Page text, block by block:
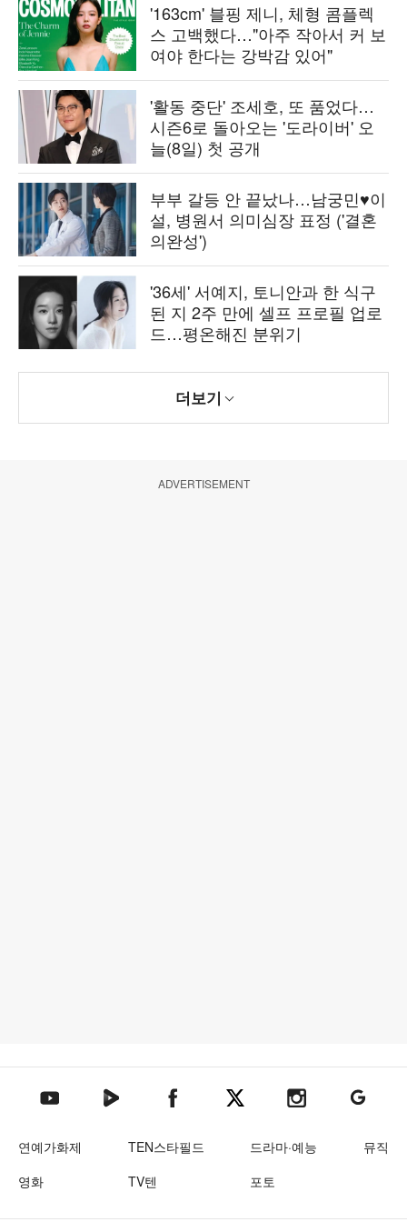
'163cm' 블핑 제니, 체형 콤플렉
스 고백했다…"아주 작아서 커 보
여야 한다는 강박감 있어"
'활동 중단' 조세호, 또 품었다…
시즌6로 돌아오는 '도라이버' 오
늘(8일) 첫 공개
부부 갈등 안 끝났나…남궁민♥이
설, 병원서 의미심장 표정 ('결혼
의완성')
'36세' 서예지, 토니안과 한 식구
된 지 2주 만에 셀프 프로필 업로
드…평온해진 분위기
더보기
ADVERTISEMENT
텐아시아 유튜브텐아시아 네이버TV텐아시아 페이스북텐아시아 엑스텐아시아 인스타그램
텐아시아
연예가화제 TEN스타필드 드라마·예능
뮤직
영화
TV텐 포토